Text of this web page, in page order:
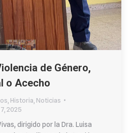
de Género,
o Acecho
, Historia, Noticias
2025
dirigido por la Dra. Luisa